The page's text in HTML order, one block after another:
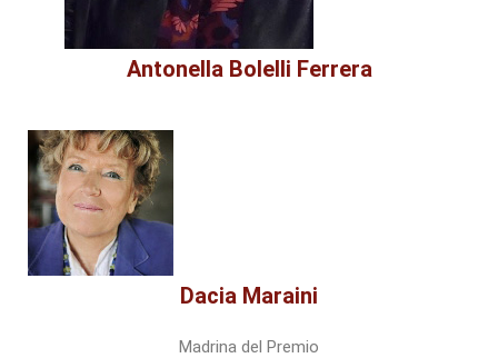
Antonella Bolelli Ferrera
Dacia Maraini
Madrina del Premio